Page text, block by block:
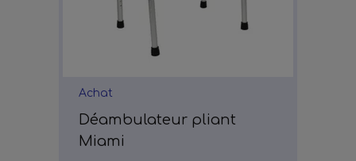
Achat
Déambulateur pliant
Miami